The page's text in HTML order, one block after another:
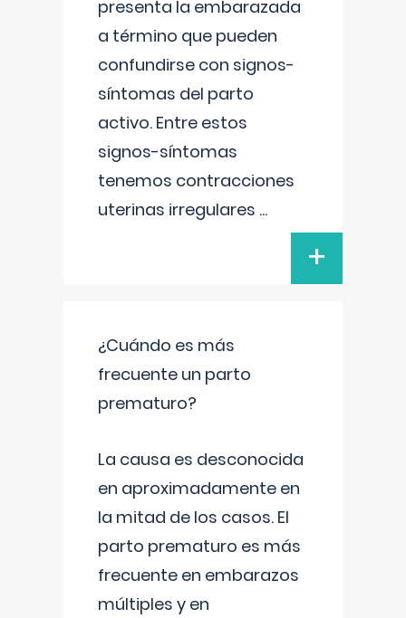
presenta la embarazada
a término que pueden
confundirse con signos-
síntomas del parto
activo. Entre estos
signos-síntomas
tenemos contracciones
uterinas irregulares ...
+
¿Cuándo es más
frecuente un parto
prematuro?
La causa es desconocida
en aproximadamente en
la mitad de los casos. El
parto prematuro es más
frecuente en embarazos
múltiples y en